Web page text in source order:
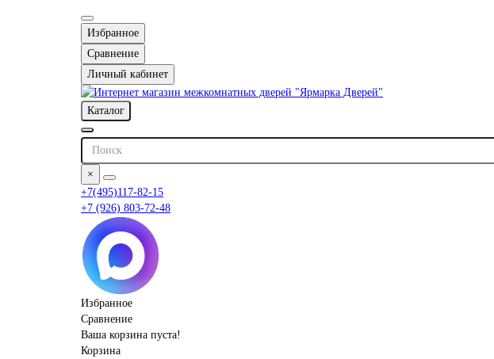
Избранное
Сравнение
Личный кабинет
Каталог
×
+7(495)117-82-15
+7 (926) 803-72-48
Избранное
Сравнение
Ваша корзина пуста!
Корзина